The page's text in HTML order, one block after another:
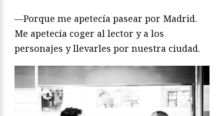
—Porque me apetecía pasear por Madrid.
Me apetecía coger al lector y a los
personajes y llevarles por nuestra ciudad.